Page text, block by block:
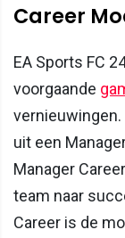
Career
EA Sports FC
voorgaande
vernieuwingen.
uit een
Manager
team naar
Career is de